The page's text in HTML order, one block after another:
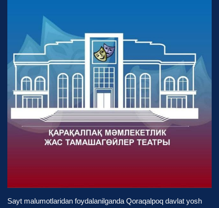
Sayt malumotlaridan foydalanilganda Qoraqalpoq davlat yosh